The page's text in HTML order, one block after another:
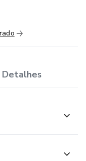
Detalhes